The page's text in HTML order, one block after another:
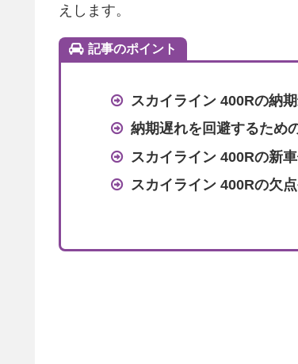
えします。
記事のポイント
スカイライン 400Rの納
納期遅れを回避するため
スカイライン 400Rの新
スカイライン 400Rの欠